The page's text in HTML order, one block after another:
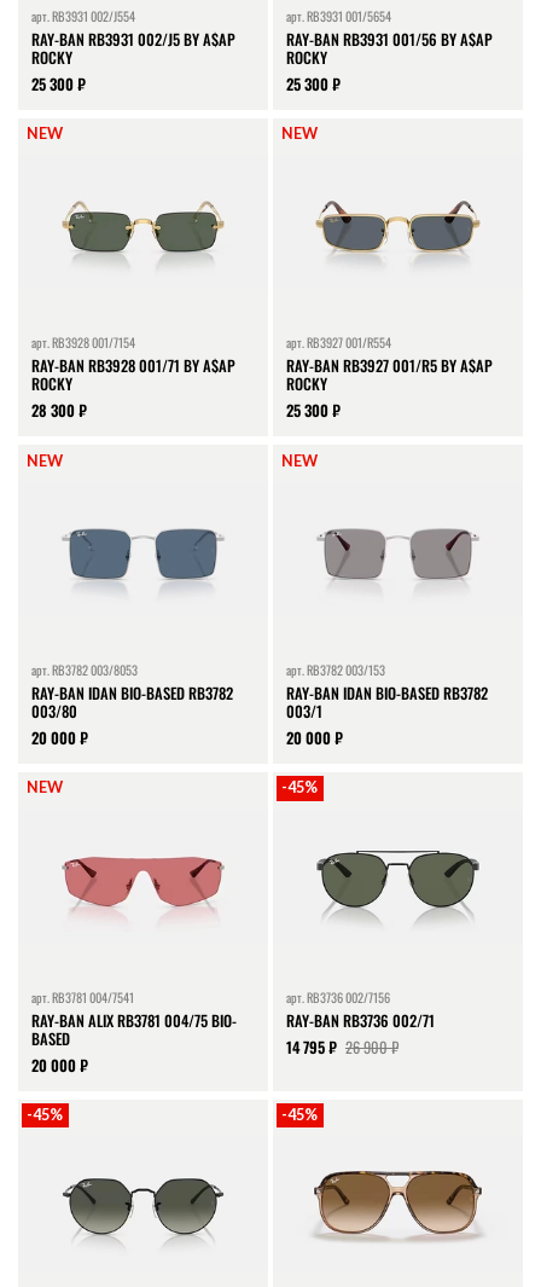
арт.RB3931 002/J554
RAY-BAN RB3931 002/J5 BY A$AP
ROCKY
25 300 ₽
арт. RB3931 001/5654
RAY-BAN RB3931 001/56 BY A$AP
ROCKY
25 300 ₽
NEW
арт.RB3928 001/7154
RAY-BAN RB3928 001/71 BY A$AP
ROCKY
28 300 ₽
NEW
арт.RB3927 001/R554
RAY-BAN RB3927 001/R5 BY A$AP
ROCKY
25 300 ₽
NEW
арт.RB3782 003/8053
RAY-BAN IDAN BIO-BASED RB3782
003/80
20 000 ₽
NEW
арт. RB3782 003/153
RAY-BAN IDAN BIO-BASED RB3782
003/1
20 000 ₽
NEW
арт.RB3781 004/7541
RAY-BAN ALIX RB3781 004/75 BIO-
BASED
20 000 ₽
-45%
арт. RB3736 002/7156
RAY-BAN RB3736 002/71
14 795 ₽ 26 900 ₽
-45% -45%